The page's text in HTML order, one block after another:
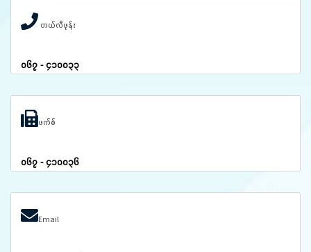
တယ်လီဖုန်း
၀၆၇ - ၄၁၀၀၃၃
ဖက်စ်
၀၆၇ - ၄၁၀၀၃၆
Email